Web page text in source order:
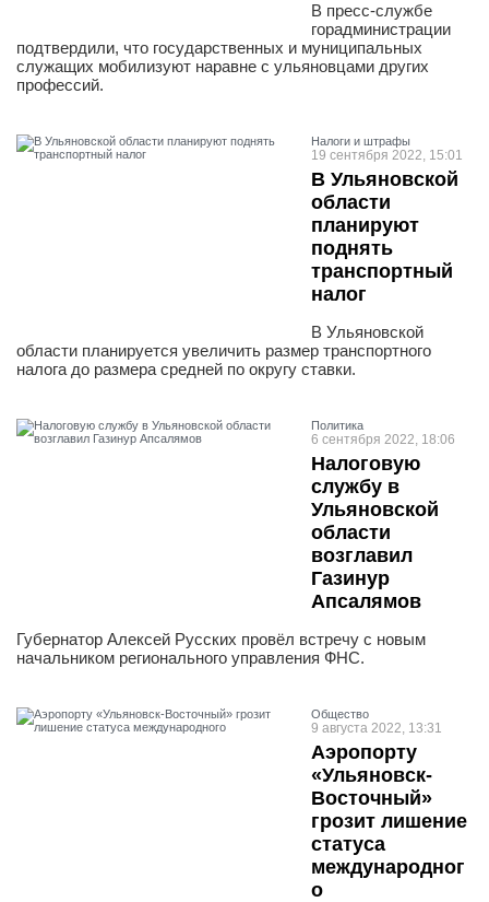
В пресс-службе
горадминистрации
подтвердили, что государственных и муниципальных
служащих мобилизуют наравне с ульяновцами других
профессий.
Налоги и штрафы
19 сентября 2022, 15:01
В Ульяновской
области
планируют
поднять
транспортный
налог
В Ульяновской
области планируется увеличить размер транспортного
налога до размера средней по округу ставки.
Политика
6 сентября 2022, 18:06
Налоговую
службу в
Ульяновской
области
возглавил
Газинур
Апсалямов
Губернатор Алексей Русских провёл встречу с новым
начальником регионального управления ФНС.
Общество
9 августа 2022, 13:31
Аэропорту
«Ульяновск-
Восточный»
грозит лишение
статуса
международног
о